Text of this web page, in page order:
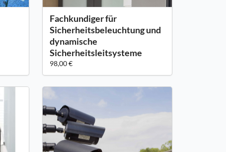
Fachkundiger für
Sicherheitsbeleuchtung und
dynamische
Sicherheitsleitsysteme
98,00 €